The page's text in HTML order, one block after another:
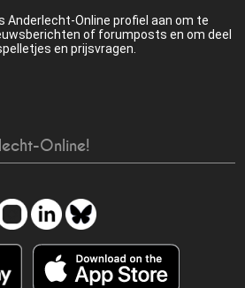
Anderlecht-Online profiel aan om te
of forumposts en om deel
en prijsvragen.
Online!